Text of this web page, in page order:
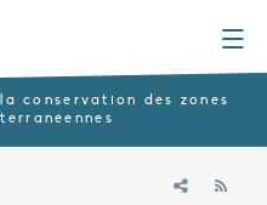
conservation des zones